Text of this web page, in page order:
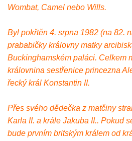
Wombat, Camel nebo Wills.
Byl pokřtěn 4. srpna 1982 (na 82.
prababičky královny matky
Buckinghamském paláci. Celkem
královnina sestřenice princezna
řecký král Konstantin II.
Přes svého dědečka z matčiny
Karla II. a krále Jakuba II.. Pokud
bude prvním britským králem od